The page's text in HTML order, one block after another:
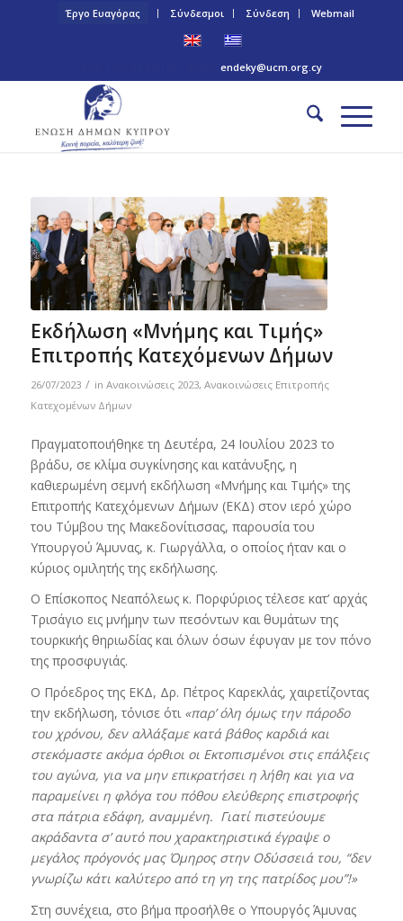
Έργο Ευαγόρας Σύνδεσμοι Σύνδεση Webmail
endeky@ucm.org.cy
Εκδήλωση «Μνήμης και Τιμής»
Επιτροπής Κατεχόμενων Δήμων
26/07/2023 / in Ανακοινώσεις 2023, Ανακοινώσεις Επιτροπής
Κατεχομένων Δήμων
Πραγματοποιήθηκε τη Δευτέρα, 24 Ιουλίου 2023 το
βράδυ, σε κλίμα συγκίνησης και κατάνυξης, η
καθιερωμένη σεμνή εκδήλωση «Μνήμης και Τιμής» της
Επιτροπής Κατεχόμενων Δήμων (ΕΚΔ) στον ιερό χώρο
του Τύμβου της Μακεδονίτισσας, παρουσία του
Υπουργού Άμυνας, κ. Γιωργάλλα, ο οποίος ήταν και ο
κύριος ομιλητής της εκδήλωσης.
Ο Επίσκοπος Νεαπόλεως κ. Πορφύριος τέλεσε κατ’ αρχάς
Τρισάγιο εις μνήμην των πεσόντων και θυμάτων της
τουρκικής θηριωδίας και όλων όσων έφυγαν με τον πόνο
της προσφυγιάς.
Ο Πρόεδρος της ΕΚΔ, Δρ. Πέτρος Καρεκλάς, χαιρετίζοντας
την εκδήλωση, τόνισε ότι «παρ’ όλη όμως την πάροδο
του χρόνου, δεν αλλάξαμε κατά βάθος καρδιά και
στεκόμαστε ακόμα όρθιοι οι Εκτοπισμένοι στις επάλξεις
του αγώνα, για να μην επικρατήσει η λήθη και για να
παραμείνει η φλόγα του πόθου ελεύθερης επιστροφής
στα πάτρια εδάφη, αναμμένη. Γιατί πιστεύουμε
ακράδαντα σ’ αυτό που χαρακτηριστικά έγραψε ο
μεγάλος πρόγονός μας Όμηρος στην Οδύσσειά του, “δεν
γνωρίζω κάτι καλύτερο από τη γη της πατρίδος μου”!»
Στη συνέχεια, στο βήμα προσήλθε ο Υπουργός Άμυνας